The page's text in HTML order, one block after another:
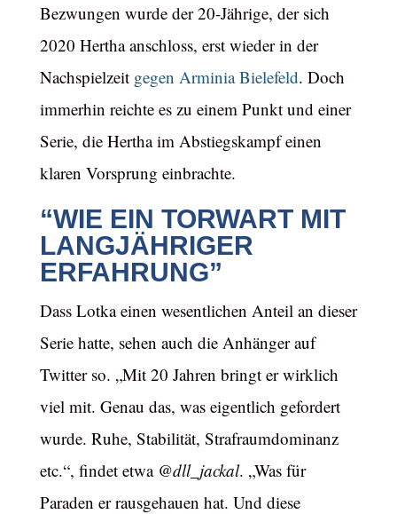
Bezwungen wurde der 20-Jährige, der sich
2020 Hertha anschloss, erst wieder in der
Nachspielzeit gegen Arminia Bielefeld. Doch
immerhin reichte es zu einem Punkt und einer
Serie, die Hertha im Abstiegskampf einen
klaren Vorsprung einbrachte.
“WIE EIN TORWART MIT
LANGJÄHRIGER
ERFAHRUNG”
Dass Lotka einen wesentlichen Anteil an dieser
Serie hatte, sehen auch die Anhänger auf
Twitter so. „Mit 20 Jahren bringt er wirklich
viel mit. Genau das, was eigentlich gefordert
wurde. Ruhe, Stabilität, Strafraumdominanz
etc.“, findet etwa @dll_jackal. „Was für
Paraden er rausgehauen hat. Und diese